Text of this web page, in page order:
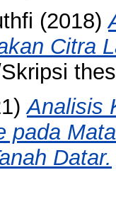
(2018)
Citra
Analisis
pada
Datar.